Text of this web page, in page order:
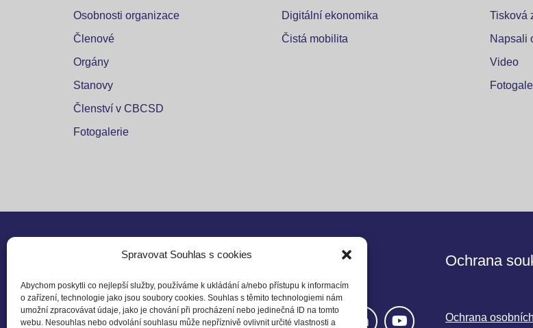
Spravovat Souhlas s cookies
Abychom poskytli co nejlepší služby, používáme k ukládání a/nebo přístupu k informacím
o zařízení, technologie jako jsou soubory cookies. Souhlas s těmito technologiemi nám
umožní zpracovávat údaje, jako je chování při procházení nebo jedinečná ID na tomto
webu. Nesouhlas nebo odvolání souhlasu může nepříznivě ovlivnit určité vlastnosti a
Osobnosti organizace
Členové
Orgány
Stanovy
Členství v CBCSD
Fotogalerie
Digitální ekonomika
Čistá mobilita
Tisková
Napsali
Video
Czech Business Council
for Sustainable Developement
Sledujte nás Ochrana
Ochrana